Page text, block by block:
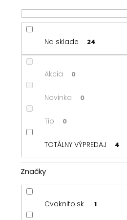
Na sklade 24
Akcia 0
Novinka 0
Tip 0
TOTÁLNY VÝPREDAJ 4
Značky
Cvaknito.sk 1